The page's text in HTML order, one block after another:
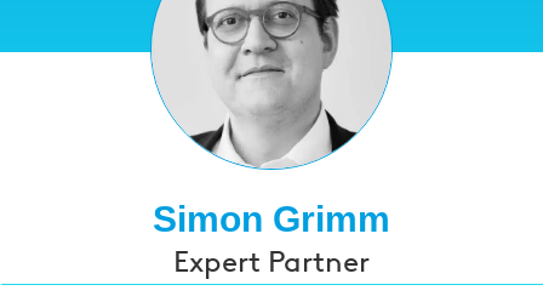
Simon Grimm
Expert Partner